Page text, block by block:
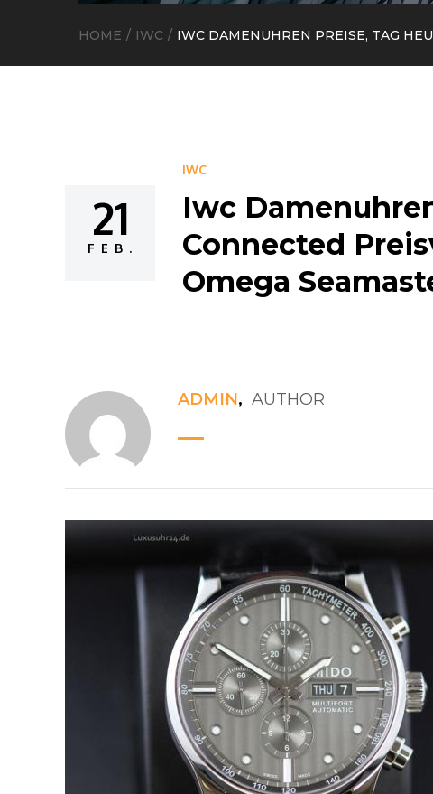
HOME IWC IWC DAMENUHREN PREISE, TAG
Posted
on
21
FEB.
IWC
Iwc
Connected
Omega
ADMIN, AUTHOR